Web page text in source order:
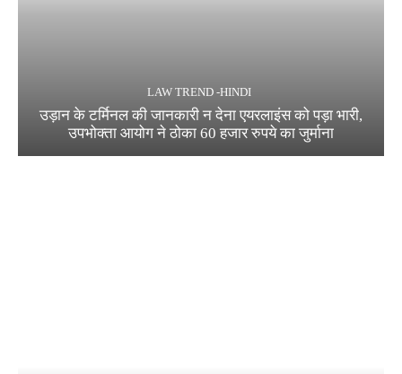
LAW TREND -HINDI
उड़ान के टर्मिनल की जानकारी न देना एयरलाइंस को पड़ा भारी,
उपभोक्ता आयोग ने ठोका 60 हजार रुपये का जुर्माना